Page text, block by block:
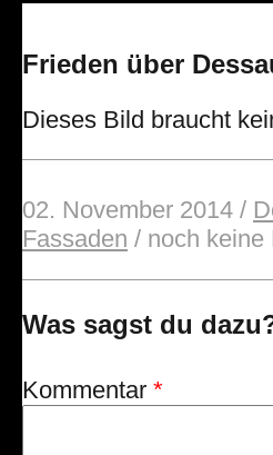
Frieden über
Dieses Bild braucht
02. November 2014 /
Fassaden / noch keine
Was sagst du
Kommentar *